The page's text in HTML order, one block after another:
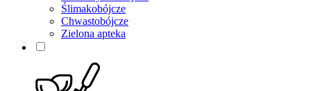
Ślimakobójcze
Chwastobójcze
Zielona apteka